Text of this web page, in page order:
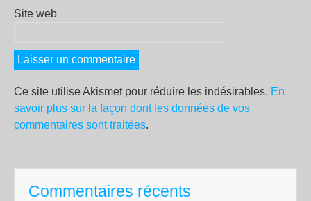
Site web
Ce site utilise Akismet pour réduire les indésirables. En
savoir plus sur la façon dont les données de vos
commentaires sont traitées.
Commentaires récents